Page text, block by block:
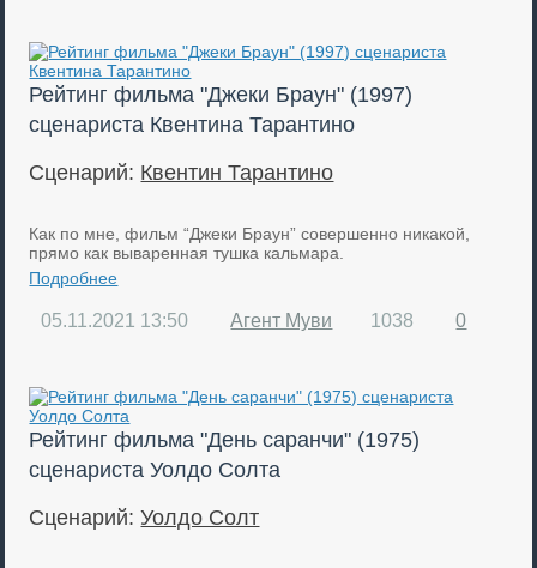
Рейтинг фильма "Джеки Браун" (1997)
сценариста Квентина Тарантино
Сценарий: Квентин Тарантино
Как по мне, фильм “Джеки Браун” совершенно никакой,
прямо как вываренная тушка кальмара.
Подробнее
05.11.2021 13:50 Агент Муви 1038 0
Рейтинг фильма "День саранчи" (1975)
сценариста Уолдо Солта
Сценарий:Уолдо Солт